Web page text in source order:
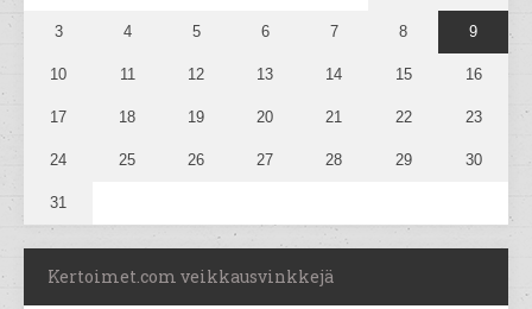
3 4 5 6 7 8 9
10 11 12 13 14 15 16
17 18 19 20 21 22 23
24 25 26 27 28 29 30
31
Kertoimet.com veikkausvinkkejä